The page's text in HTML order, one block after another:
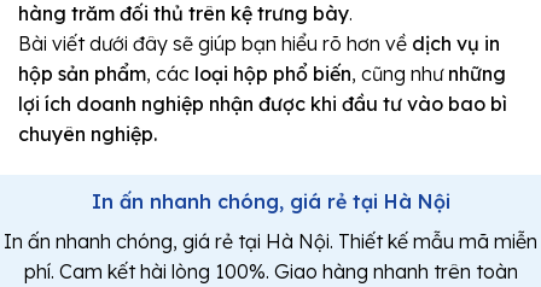
hàng trăm đối thủ trên kệ trưng bày.
Bài viết dưới đây sẽ giúp bạn hiểu rõ hơn về dịch vụ in
hộp sản phẩm, các loại hộp phổ biến, cũng như những
lợi ích doanh nghiệp nhận được khi đầu tư vào bao bì
chuyên nghiệp.
In ấn nhanh chóng, giá rẻ tại Hà Nội
In ấn nhanh chóng, giá rẻ tại Hà Nội. Thiết kế mẫu mã miễn
phí. Cam kết hài lòng 100%. Giao hàng nhanh trên toàn